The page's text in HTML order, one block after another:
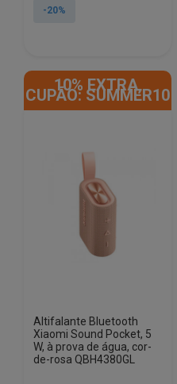
original
atual
-20%
10% EXTRA,
CUPÃO: SUMMER10
Altifalante Bluetooth
Xiaomi Sound Pocket, 5
W, à prova de água, cor-
de-rosa QBH4380GL